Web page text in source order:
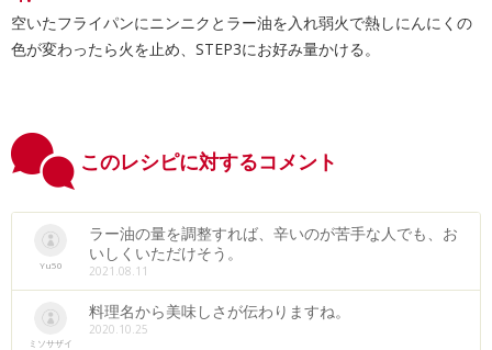
空いたフライパンにニンニクとラー油を入れ弱火で熱しにんにくの
色が変わったら火を止め、STEP3にお好み量かける。
このレシピに対するコメント
Yu50
ラー油の量を調整すれば、辛いのが苦手な人でも、お
いしくいただけそう。
2021.08.11
ミソサザイ
料理名から美味しさが伝わりますね。
2020.10.25